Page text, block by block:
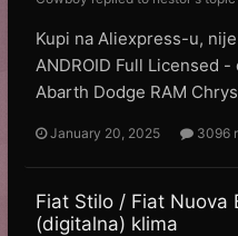
Kupi na Aliexpress-u,
ANDROID Full Licensed
Abarth Dodge RAM
January 20, 2025 3096
Fiat Stilo / Fiat Nuova
(digitalna) klima